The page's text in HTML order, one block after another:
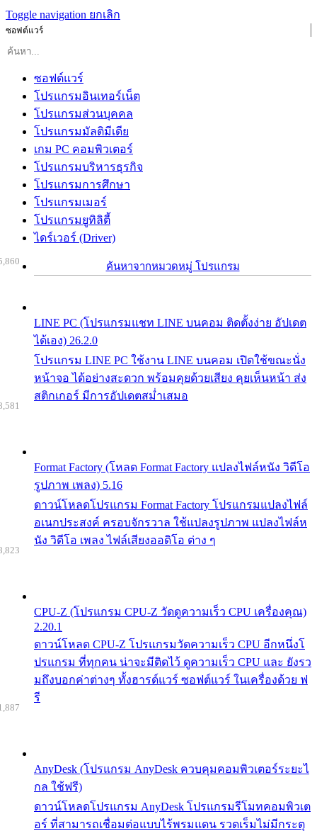
Toggle navigation ยกเลิก
ซอฟต์แวร์
ซอฟต์แวร์
โปรแกรมอินเทอร์เน็ต
โปรแกรมส่วนบุคคล
โปรแกรมมัลติมีเดีย
เกม PC คอมพิวเตอร์
โปรแกรมบริหารธุรกิจ
โปรแกรมการศึกษา
โปรแกรมเมอร์
โปรแกรมยูทิลิตี้
ไดร์เวอร์ (Driver)
ค้นหาจากหมวดหมู่ โปรแกรม
LINE PC (โปรแกรมแชท LINE บนคอม ติดตั้งง่าย อัปเดต
ได้เอง) 26.2.0
โปรแกรม LINE PC ใช้งาน LINE บนคอม เปิดใช้ขณะนั่ง
หน้าจอ ได้อย่างสะดวก พร้อมคุยด้วยเสียง คุยเห็นหน้า ส่ง
สติกเกอร์ มีการอัปเดตสม่ำเสมอ
Format Factory (โหลด Format Factory แปลงไฟล์หนัง วิดีโอ
รูปภาพ เพลง) 5.16
ดาวน์โหลดโปรแกรม Format Factory โปรแกรมแปลงไฟล์
อเนกประสงค์ ครอบจักรวาล ใช้แปลงรูปภาพ แปลงไฟล์ห
นัง วิดีโอ เพลง ไฟล์เสียงออดิโอ ต่าง ๆ
CPU-Z (โปรแกรม CPU-Z วัดดูความเร็ว CPU เครื่องคุณ)
2.20.1
ดาวน์โหลด CPU-Z โปรแกรมวัดความเร็ว CPU อีกหนึ่งโ
ปรแกรม ที่ทุกคน น่าจะมีติดไว้ ดูความเร็ว CPU และ ยังรว
มถึงบอกค่าต่างๆ ทั้งฮารด์แวร์ ซอฟต์แวร์ ในเครื่องด้วย ฟ
รี
AnyDesk (โปรแกรม AnyDesk ควบคุมคอมพิวเตอร์ระยะไ
กล ใช้ฟรี)
ดาวน์โหลดโปรแกรม AnyDesk โปรแกรมรีโมทคอมพิวเต
อร์ ที่สามารถเชื่อมต่อแบบไร้พรมแดน รวดเร็มไม่มีกระตุ